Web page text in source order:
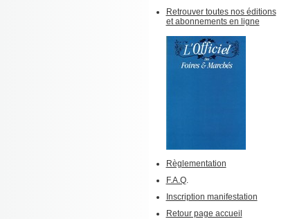
Retrouver toutes nos éditions
et abonnements en ligne
Règlementation
F.A.Q.
Inscription manifestation
Retour page accueil